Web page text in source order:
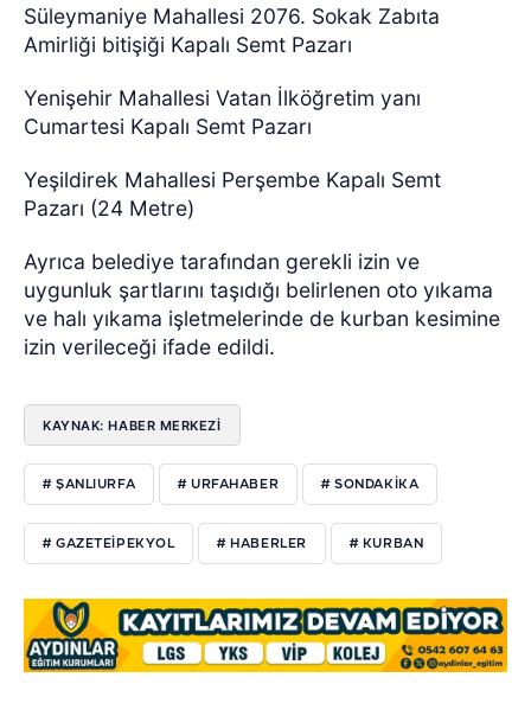
Süleymaniye Mahallesi 2076. Sokak Zabıta
Amirliği bitişiği Kapalı Semt Pazarı
Yenişehir Mahallesi Vatan İlköğretim yanı
Cumartesi Kapalı Semt Pazarı
Yeşildirek Mahallesi Perşembe Kapalı Semt
Pazarı (24 Metre)
Ayrıca belediye tarafından gerekli izin ve
uygunluk şartlarını taşıdığı belirlenen oto yıkama
ve halı yıkama işletmelerinde de kurban kesimine
izin verileceği ifade edildi.
KAYNAK: HABER MERKEZI
# ŞANLIURFA # URFAHABER # SONDAKIKA
# GAZETEIPEKYOL # HABERLER # KURBAN